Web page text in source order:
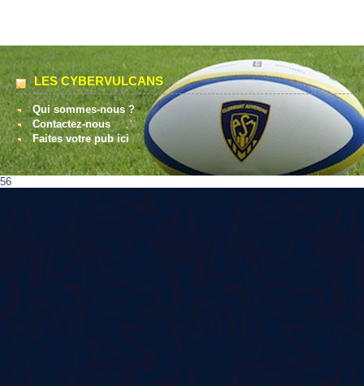
LES CYBERVULCANS
Qui sommes-nous ?
Contactez-nous
Faites votre pub ici
56